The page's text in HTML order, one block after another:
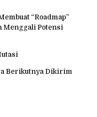
“Roadmap”
Menggali Potensi
Berikutnya Dikirim